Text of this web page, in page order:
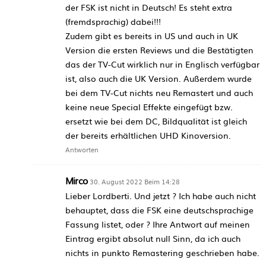
der FSK ist nicht in Deutsch! Es steht extra
(fremdsprachig) dabei!!!
Zudem gibt es bereits in US und auch in UK
Version die ersten Reviews und die Bestätigten
das der TV-Cut wirklich nur in Englisch verfügbar
ist, also auch die UK Version. Außerdem wurde
bei dem TV-Cut nichts neu Remastert und auch
keine neue Special Effekte eingefügt bzw.
ersetzt wie bei dem DC, Bildqualität ist gleich
der bereits erhältlichen UHD Kinoversion.
Antworten
Mirco 30. August 2022 Beim 14:28
Lieber Lordberti. Und jetzt ? Ich habe auch nicht
behauptet, dass die FSK eine deutschsprachige
Fassung listet, oder ? Ihre Antwort auf meinen
Eintrag ergibt absolut null Sinn, da ich auch
nichts in punkto Remastering geschrieben habe.